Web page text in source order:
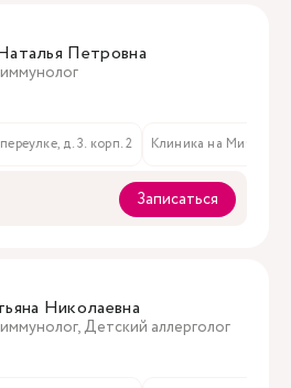
Петровна
д. 3. корп. 2 Клиника на
Записаться
Николаевна
Детский аллерголог